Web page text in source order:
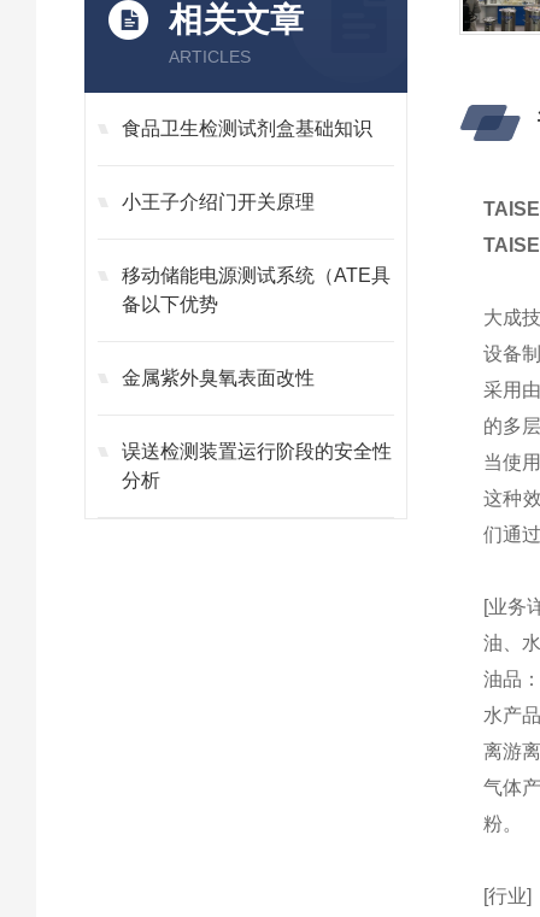
相关文章
ARTICLES
食品卫生检测试剂盒基础知识
小王子介绍门开关原理
移动储能电源测试系统（ATE具
备以下优势
金属紫外臭氧表面改性
误送检测装置运行阶段的安全性
分析
大成
设备
采用
的多
当使
这种
们通
[业务
油、
油品
水产
离游
气体
粉。
[行业]